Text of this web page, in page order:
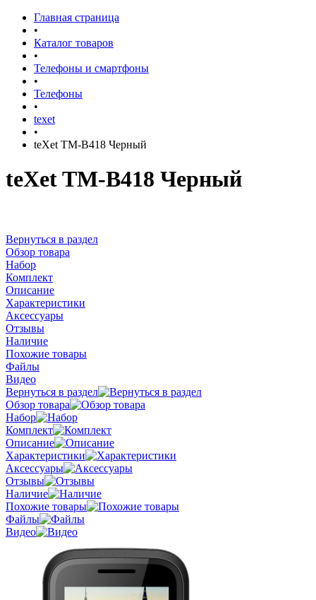
Главная страница
•
Каталог товаров
•
Телефоны и смартфоны
•
Телефоны
•
texet
•
teXet TM-B418 Черный
teXet TM-B418 Черный
Вернуться в раздел
Обзор товара
Набор
Комплект
Описание
Характеристики
Аксессуары
Отзывы
Наличие
Похожие товары
Файлы
Видео
Вернуться в раздел
Обзор товара
Набор
Комплект
Описание
Характеристики
Аксессуары
Отзывы
Наличие
Похожие товары
Файлы
Видео